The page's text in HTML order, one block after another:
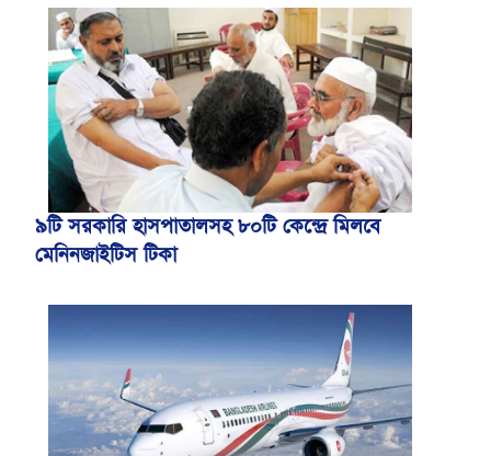
৯টি সরকারি হাসপাতালসহ ৮০টি কেন্দ্রে মিলবে
মেনিনজাইটিস টিকা